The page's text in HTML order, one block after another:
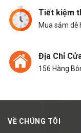
Tiết kiệm
Mua sắm dễ
Địa Chỉ
156 Hàng
VỀ CHÚNG TÔI